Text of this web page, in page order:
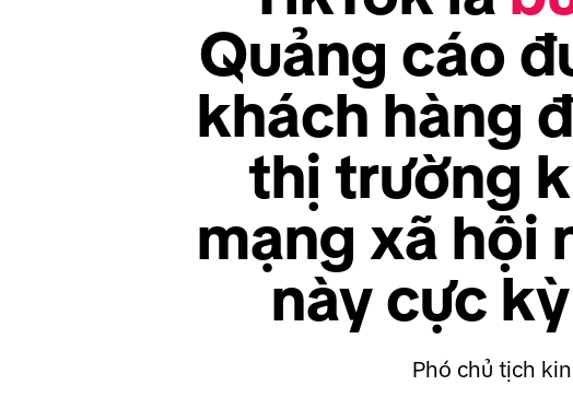
Quảng cáo
khách hàng
thị trường
mạng xã hội
này cực kỳ
Phó chủ tịch